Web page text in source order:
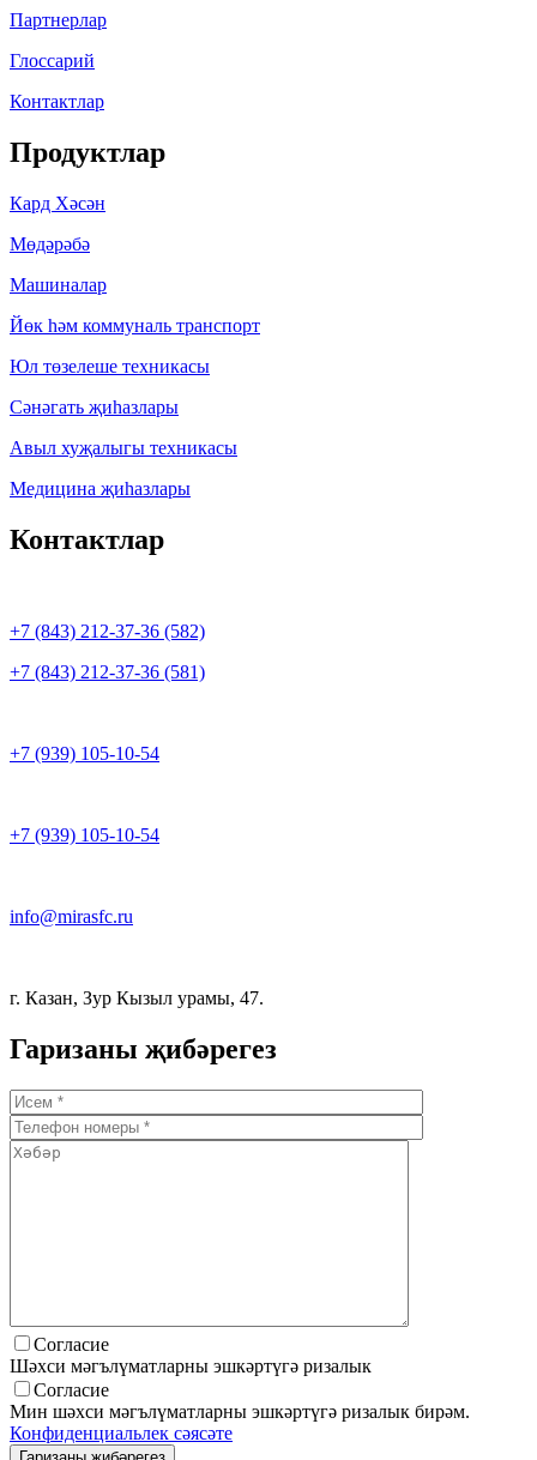
Партнерлар
Глоссарий
Контактлар
Продуктлар
Кард Хәсән
Мөдәрәбә
Машиналар
Йөк һәм коммуналь транспорт
Юл төзелеше техникасы
Сәнәгать җиһазлары
Авыл хуҗалыгы техникасы
Медицина җиһазлары
Контактлар
+7 (843) 212-37-36 (582)
+7 (843) 212-37-36 (581)
+7 (939) 105-10-54
+7 (939) 105-10-54
info@mirasfc.ru
г. Казан, Зур Кызыл урамы, 47.
Гаризаны җибәрегез
Согласие
Шәхси мәгълүматларны эшкәртүгә ризалык
Согласие
Мин шәхси мәгълүматларны эшкәртүгә ризалык бирәм.
Конфиденциальлек сәясәте